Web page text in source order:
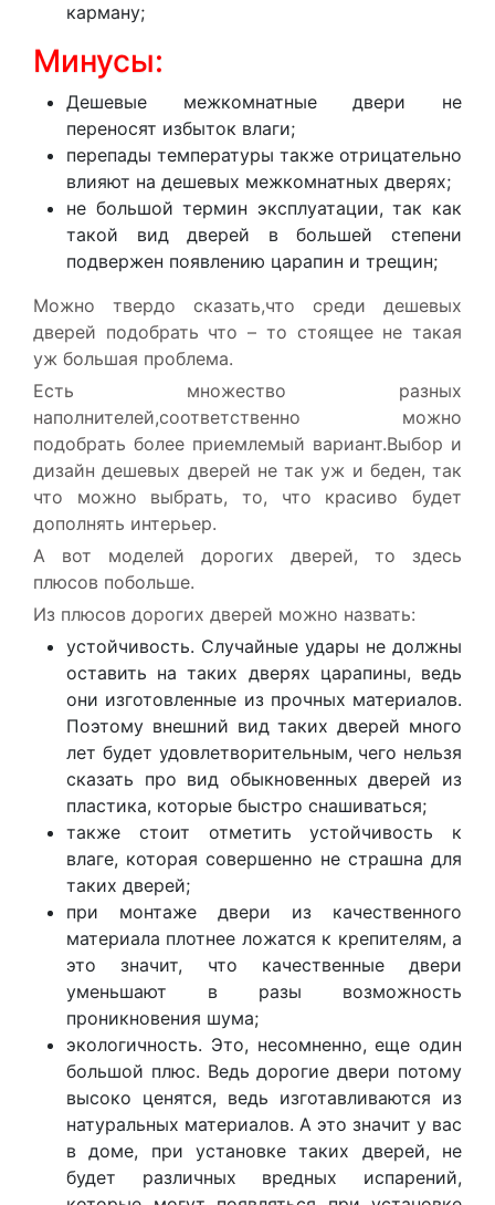
карману;
Минусы:
Дешевые межкомнатные двери не
переносят избыток влаги;
перепады температуры также отрицательно
влияют на дешевых межкомнатных дверях;
не большой термин эксплуатации, так как
такой вид дверей в большей степени
подвержен появлению царапин и трещин;
Можно твердо сказать,что среди дешевых
дверей подобрать что – то стоящее не такая
уж большая проблема.
Есть множество разных
наполнителей,соответственно можно
подобрать более приемлемый вариант.Выбор и
дизайн дешевых дверей не так уж и беден, так
что можно выбрать, то, что красиво будет
дополнять интерьер.
А вот моделей дорогих дверей, то здесь
плюсов побольше.
Из плюсов дорогих дверей можно назвать:
устойчивость. Случайные удары не должны
оставить на таких дверях царапины, ведь
они изготовленные из прочных материалов.
Поэтому внешний вид таких дверей много
лет будет удовлетворительным, чего нельзя
сказать про вид обыкновенных дверей из
пластика, которые быстро снашиваться;
также стоит отметить устойчивость к
влаге, которая совершенно не страшна для
таких дверей;
при монтаже двери из качественного
материала плотнее ложатся к крепителям, а
это значит, что качественные двери
уменьшают в разы возможность
проникновения шума;
экологичность. Это, несомненно, еще один
большой плюс. Ведь дорогие двери потому
высоко ценятся, ведь изготавливаются из
натуральных материалов. А это значит у вас
в доме, при установке таких дверей, не
будет различных вредных испарений,